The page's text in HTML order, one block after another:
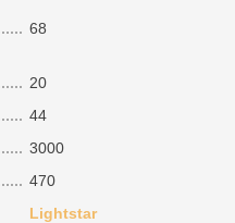
68
20
44
3000
470
Lightstar